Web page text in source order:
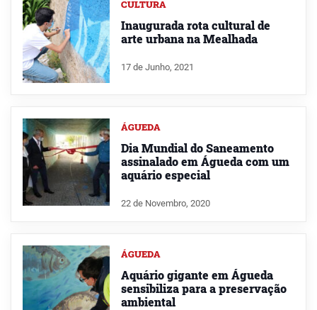
CULTURA
Inaugurada rota cultural de
arte urbana na Mealhada
17 de Junho, 2021
ÁGUEDA
Dia Mundial do Saneamento
assinalado em Águeda com um
aquário especial
22 de Novembro, 2020
ÁGUEDA
Aquário gigante em Águeda
sensibiliza para a preservação
ambiental